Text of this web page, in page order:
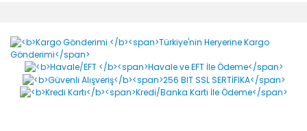
Yorum Yaz
Ürün resmi kalitesiz, bozuk veya görüntülenemiyor.
Ürün açıklamasında eksik bilgiler bulunuyor.
Ürün bilgilerinde hatalar bulunuyor.